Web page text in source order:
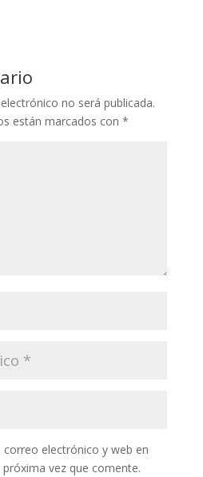
no será publicada.
están marcados con *
correo electrónico y web en
vez que comente.